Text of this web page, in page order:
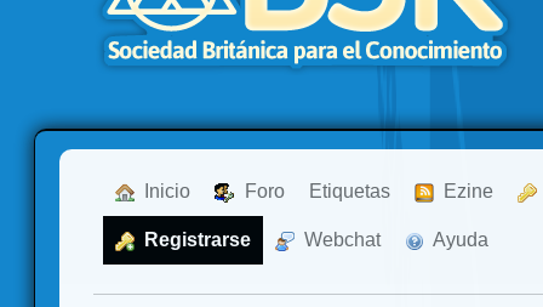
Inicio Foro Etiquetas Ezine
Registrarse Webchat Ayuda